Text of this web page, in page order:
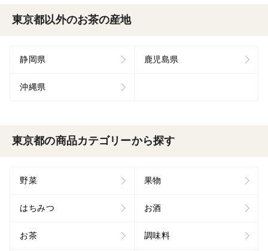
東京都以外のお茶の産地
静岡県 鹿児島県
沖縄県
東京都の商品カテゴリーから探す
野菜 果物
はちみつ お酒
お茶 調味料